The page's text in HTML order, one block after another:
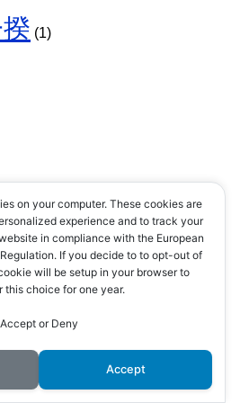
(1)
on your computer. These cookies are
experience and to track your
in compliance with the European
If you decide to to opt-out of
will be setup in your browser to
this choice for one year.
Accept or Deny
Accept